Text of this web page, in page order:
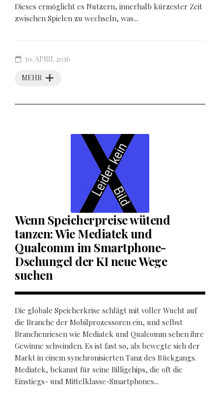
Dieses ermöglicht es Nutzern, innerhalb kürzester Zeit
zwischen Spielen zu wechseln, was...
MEHR
30. APRIL 2026
Wenn Speicherpreise wütend
tanzen: Wie Mediatek und
Qualcomm im Smartphone-
Dschungel der KI neue Wege
suchen
Die globale Speicherkrise schlägt mit voller Wucht auf
die Branche der Mobilprozessoren ein, und selbst
Branchenriesen wie Mediatek und Qualcomm sehen ihre
Gewinne schwinden. Es ist fast so, als bewegte sich der
Markt in einem synchronisierten Tanz des Rückgangs.
Mediatek, bekannt für seine Billigchips, die oft die
Einstiegs- und Mittelklasse-Smartphones...